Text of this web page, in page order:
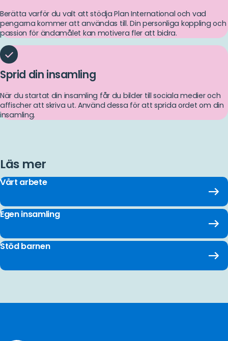
Berätta varför du valt att stödja Plan International och vad
pengarna kommer att användas till. Din personliga koppling och
passion för ändamålet kan motivera fler att bidra.
Sprid din insamling
När du startat din insamling får du bilder till sociala medier och
affischer att skriva ut. Använd dessa för att sprida ordet om din
insamling.
Läs mer
Vårt arbete
Egen insamling
Stöd barnen